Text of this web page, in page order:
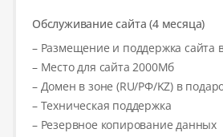
Обслуживание сайта (4 месяца)
– Размещение и поддержка сайта
– Место для сайта 2000Мб
– Домен в зоне (RU/РФ/KZ) в
– Техническая поддержка
– Резервное копирование данных